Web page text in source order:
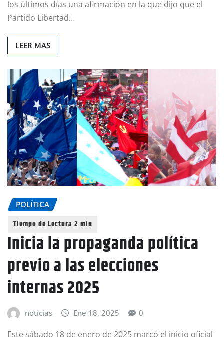
los últimos días una afirmación en la que dijo que el
Partido Libertad…
LEER MAS
POLÍTICA
Inicia la propaganda política
previo a las elecciones
internas 2025
noticias Ene 18, 2025 0
Este sábado 18 de enero de 2025 marcó el inicio oficial